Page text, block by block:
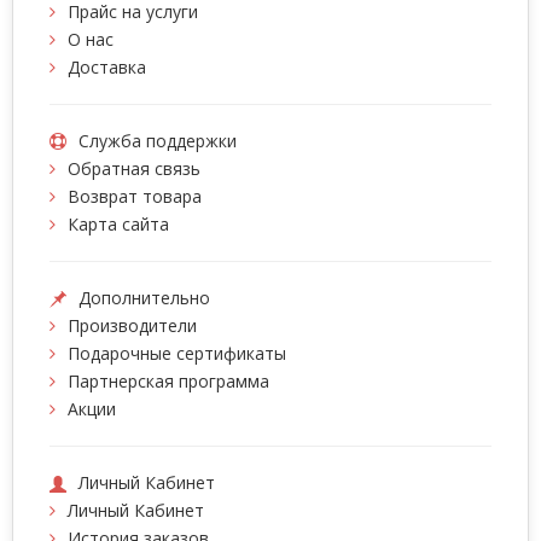
Прайс на услуги
О нас
Доставка
Служба поддержки
Обратная связь
Возврат товара
Карта сайта
Дополнительно
Производители
Подарочные сертификаты
Партнерская программа
Акции
Личный Кабинет
Личный Кабинет